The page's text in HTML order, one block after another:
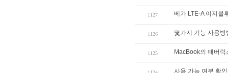
1127 베가 LTE-A 이지블
1126 몇가지 기능 사용방
1125 MacBook의 매버
사용 가능 여부 확